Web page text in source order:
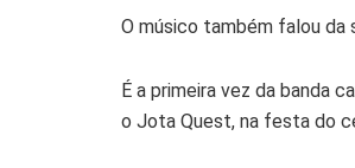
O músico também falou da
É a primeira vez da banda
o Jota Quest, na festa do